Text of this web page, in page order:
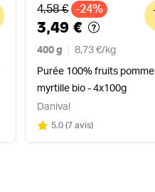
Ancien prix
4,58 € -24%
3,49 €
400 g 8,73 €/kg
Purée 100% fruits pomme
myrtille bio - 4x100g
Danival
Note
5.0sur 5
(7 avis)